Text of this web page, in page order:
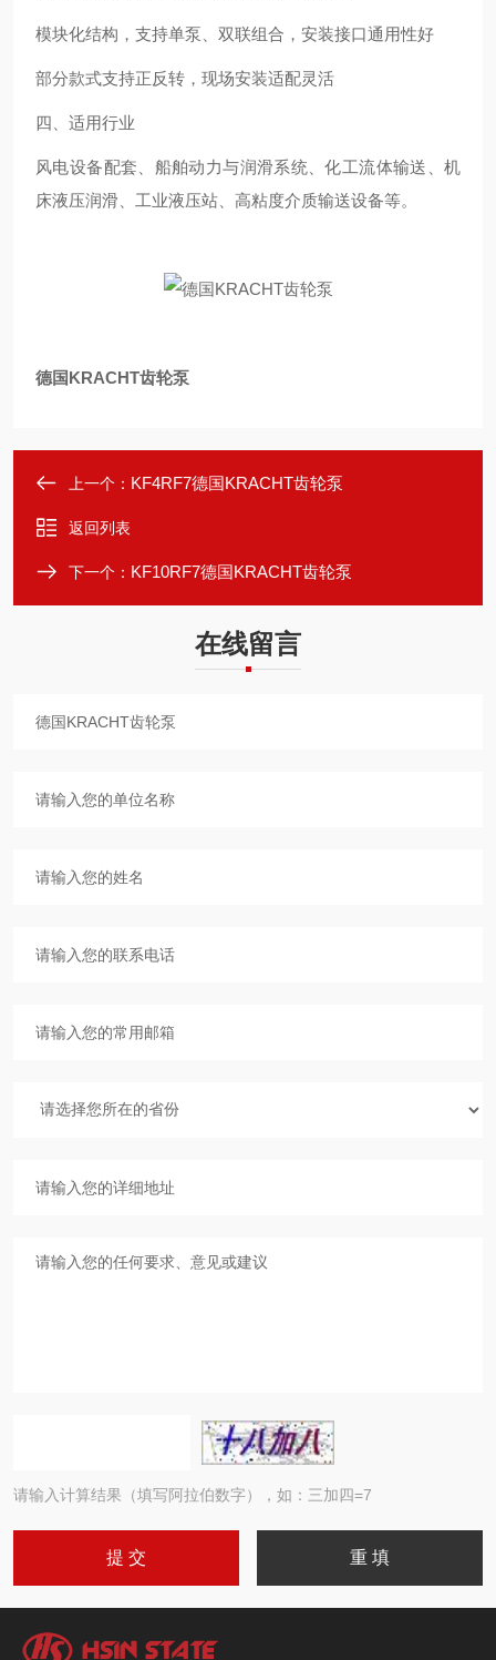
模块化结构，支持单泵、双联组合，安装接口通用性好
部分款式支持正反转，现场安装适配灵活
四、适用行业
风电设备配套、船舶动力与润滑系统、化工流体输送、机
床液压润滑、工业液压站、高粘度介质输送设备等。
德国KRACHT齿轮泵
上一个： KF4RF7德国KRACHT齿轮泵
返回列表
下一个： KF10RF7德国KRACHT齿轮泵
在线留言
请输入计算结果（填写阿拉伯数字），如：三加四=7